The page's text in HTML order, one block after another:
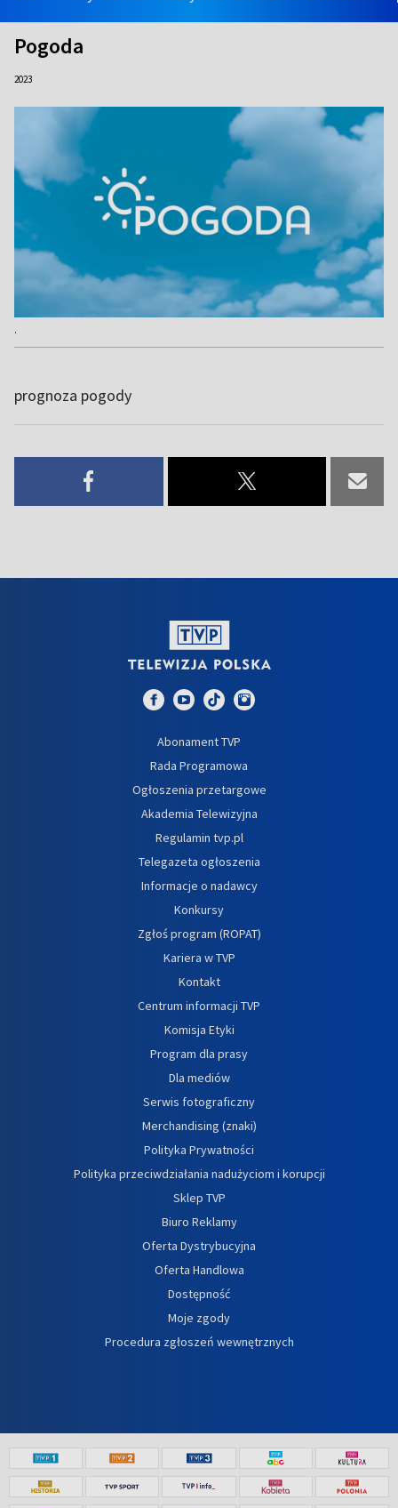
Pogoda
2023
.
prognoza pogody
Abonament TVP
Rada Programowa
Ogłoszenia przetargowe
Akademia Telewizyjna
Regulamin tvp.pl
Telegazeta ogłoszenia
Informacje o nadawcy
Konkursy
Zgłoś program (ROPAT)
Kariera w TVP
Kontakt
Centrum informacji TVP
Komisja Etyki
Program dla prasy
Dla mediów
Serwis fotograficzny
Merchandising (znaki)
Polityka Prywatności
Polityka przeciwdziałania nadużyciom i korupcji
Sklep TVP
Biuro Reklamy
Oferta Dystrybucyjna
Oferta Handlowa
Dostępność
Moje zgody
Procedura zgłoszeń wewnętrznych